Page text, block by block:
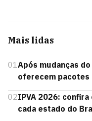
Mais lidas
01 Após mudanças
oferecem pacotes
02IPVA 2026:
cada estado do